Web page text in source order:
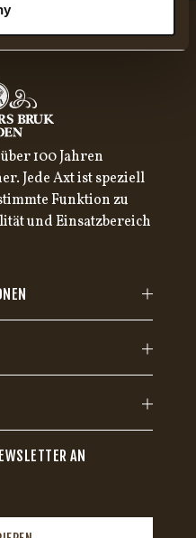
100 Jahren
Jede Axt ist speziell
Funktion zu
und Einsatzbereich
AN